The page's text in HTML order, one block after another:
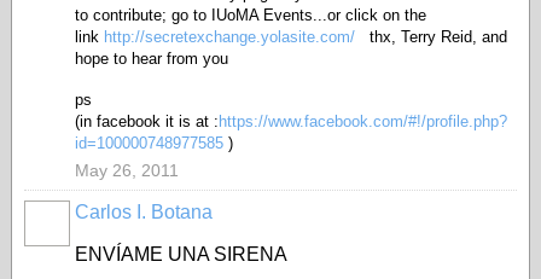
to contribute; go to IUoMA Events...or click on the
link http://secretexchange.yolasite.com/ thx, Terry Reid, and
hope to hear from you
ps
(in facebook it is at : https://www.facebook.com/#!/profile.php?
id=100000748977585 )
May 26, 2011
Carlos I. Botana
ENVÍAME UNA SIRENA